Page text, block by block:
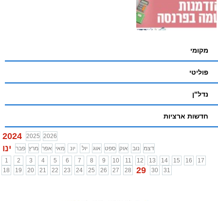
מקומי
פוליטי
נדל"ן
חדשות ארציות
2024 2025 2026
ינו פבר מרץ אפר מאי יונ יול אוג ספט אוק נוב
דצמ
1
2 3 4 5 6 7 8 9 10 11 12 13 14 15 16
17
18
19 20 21 22 23 24 25 26 27 28 29 30 31